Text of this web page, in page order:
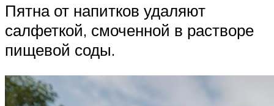
Пятна от напитков удаляют
салфеткой, смоченной в растворе
пищевой соды.